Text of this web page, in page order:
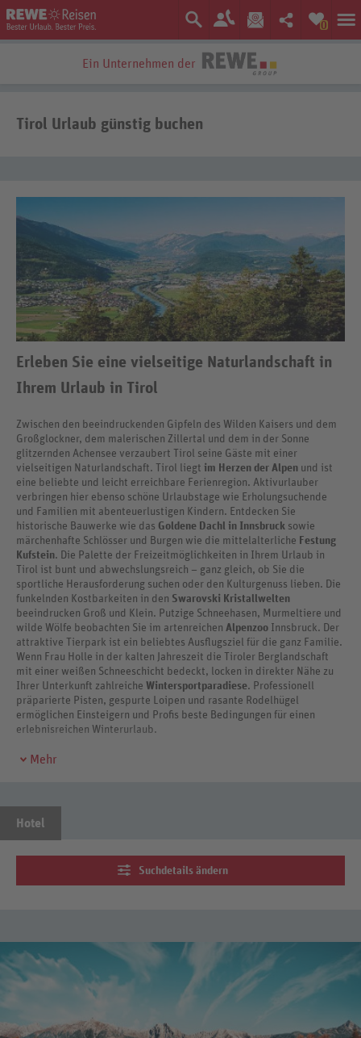
0
Ein Unternehmen der
Tirol Urlaub günstig buchen
Erleben Sie eine vielseitige Naturlandschaft in
Ihrem Urlaub in Tirol
Zwischen den beeindruckenden Gipfeln des Wilden Kaisers und dem
Großglockner, dem malerischen Zillertal und dem in der Sonne
glitzernden Achensee verzaubert Tirol seine Gäste mit einer
vielseitigen Naturlandschaft. Tirol liegt im Herzen der Alpen und ist
eine beliebte und leicht erreichbare Ferienregion. Aktivurlauber
verbringen hier ebenso schöne Urlaubstage wie Erholungsuchende
und Familien mit abenteuerlustigen Kindern. Entdecken Sie
historische Bauwerke wie das Goldene Dachl in Innsbruck sowie
märchenhafte Schlösser und Burgen wie die mittelalterliche Festung
Kufstein. Die Palette der Freizeitmöglichkeiten in Ihrem Urlaub in
Tirol ist bunt und abwechslungsreich – ganz gleich, ob Sie die
sportliche Herausforderung suchen oder den Kulturgenuss lieben. Die
funkelnden Kostbarkeiten in den Swarovski Kristallwelten
beeindrucken Groß und Klein. Putzige Schneehasen, Murmeltiere und
wilde Wölfe beobachten Sie im artenreichen Alpenzoo Innsbruck. Der
attraktive Tierpark ist ein beliebtes Ausflugsziel für die ganz Familie.
Wenn Frau Holle in der kalten Jahreszeit die Tiroler Berglandschaft
mit einer weißen Schneeschicht bedeckt, locken in direkter Nähe zu
Ihrer Unterkunft zahlreiche Wintersportparadiese. Professionell
präparierte Pisten, gespurte Loipen und rasante Rodelhügel
ermöglichen Einsteigern und Profis beste Bedingungen für einen
erlebnisreichen Winterurlaub.
Mehr
Hotel
Suchdetails ändern